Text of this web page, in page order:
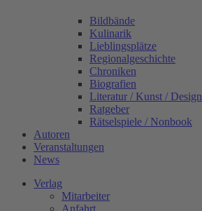
Bildbände
Kulinarik
Lieblingsplätze
Regionalgeschichte
Chroniken
Biografien
Literatur / Kunst / Design
Ratgeber
Rätselspiele / Nonbook
Autoren
Veranstaltungen
News
Verlag
Mitarbeiter
Anfahrt